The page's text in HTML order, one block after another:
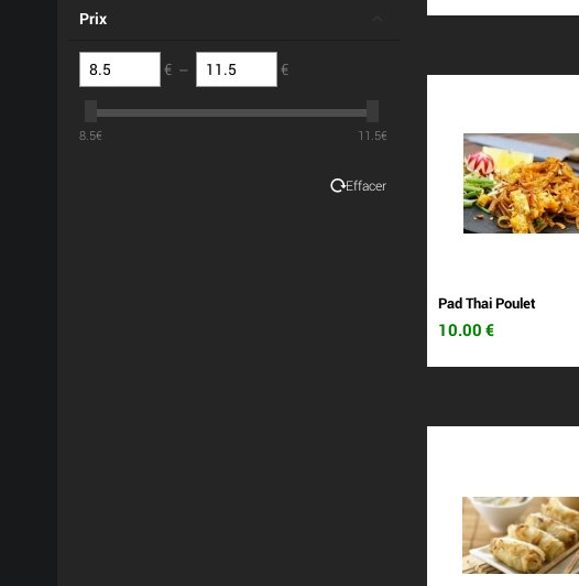
Prix
€ – €
8.5€ 11.5€
Effacer
Pad Thai Poulet
10.00 €